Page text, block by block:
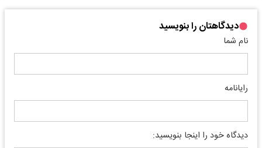
دیدگاهتان را بنویسید
نام شما
رایانامه
دیدگاه خود را اینجا بنویسید: